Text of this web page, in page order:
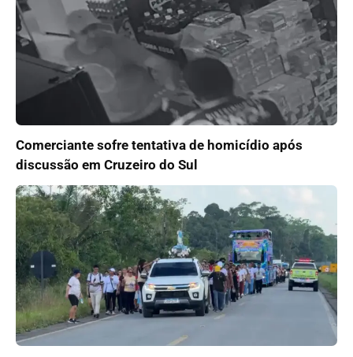
Comerciante sofre tentativa de homicídio após
discussão em Cruzeiro do Sul